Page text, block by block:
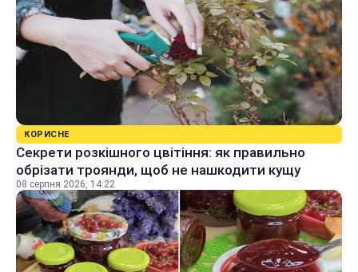
КОРИСНЕ
Секрети розкішного цвітіння: як правильно
обрізати троянди, щоб не нашкодити кущу
08 серпня 2026, 14:22